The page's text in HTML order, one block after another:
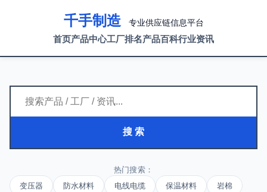
千手制造 专业供应链信息平台
首页产品中心工厂排名产品百科行业资讯
搜 索
热门搜索：
变压器
防水材料 电线电缆 保温材料 岩棉